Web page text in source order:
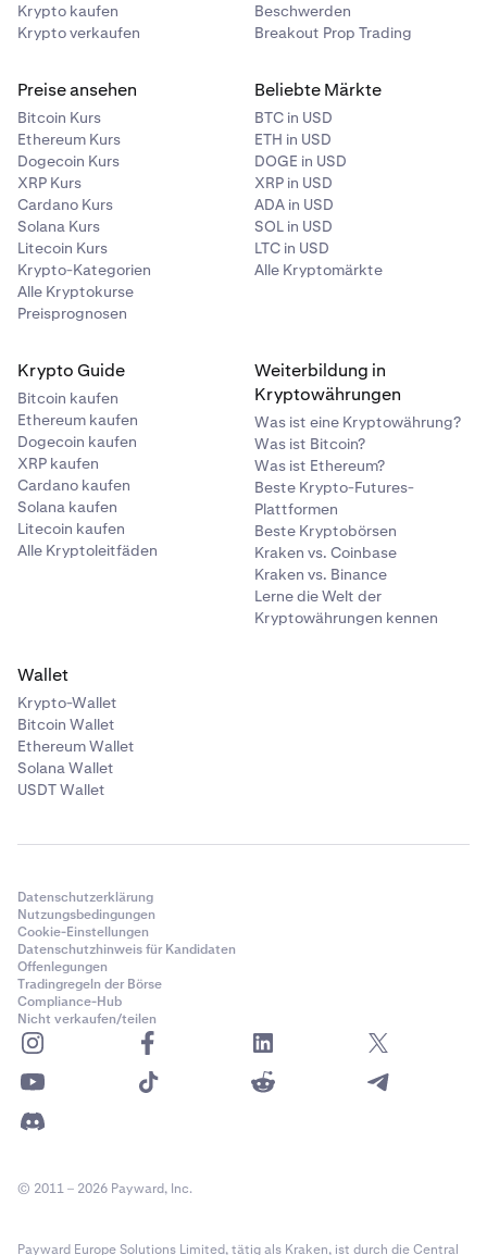
Krypto kaufen
Krypto verkaufen
Beschwerden
Breakout Prop Trading
Preise ansehen
Bitcoin Kurs
Ethereum Kurs
Dogecoin Kurs
XRP Kurs
Cardano Kurs
Solana Kurs
Litecoin Kurs
Krypto-Kategorien
Alle Kryptokurse
Preisprognosen
Beliebte Märkte
BTC in USD
ETH in USD
DOGE in USD
XRP in USD
ADA in USD
SOL in USD
LTC in USD
Alle Kryptomärkte
Krypto Guide
Bitcoin kaufen
Ethereum kaufen
Dogecoin kaufen
XRP kaufen
Cardano kaufen
Solana kaufen
Litecoin kaufen
Alle Kryptoleitfäden
Weiterbildung in
Kryptowährungen
Was ist eine Kryptowährung?
Was ist Bitcoin?
Was ist Ethereum?
Beste Krypto-Futures-
Plattformen
Beste Kryptobörsen
Kraken vs. Coinbase
Kraken vs. Binance
Lerne die Welt der
Kryptowährungen kennen
Wallet
Krypto-Wallet
Bitcoin Wallet
Ethereum Wallet
Solana Wallet
USDT Wallet
Datenschutzerklärung
Nutzungsbedingungen
Cookie-Einstellungen
Datenschutzhinweis für Kandidaten
Offenlegungen
Tradingregeln der Börse
Compliance-Hub
Nicht verkaufen/teilen
© 2011 – 2026 Payward, Inc.
Payward Europe Solutions Limited, tätig als Kraken, ist durch die Central